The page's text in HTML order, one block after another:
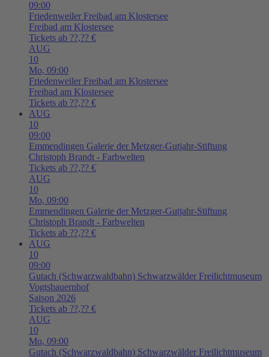
09:00
Friedenweiler Freibad am Klostersee
Freibad am Klostersee
Tickets ab ??,?? €
AUG
10
Mo, 09:00
Friedenweiler Freibad am Klostersee
Freibad am Klostersee
Tickets ab ??,?? €
AUG
10
09:00
Emmendingen Galerie der Metzger-Gutjahr-Stiftung
Christoph Brandt - Farbwelten
Tickets ab ??,?? €
AUG
10
Mo, 09:00
Emmendingen Galerie der Metzger-Gutjahr-Stiftung
Christoph Brandt - Farbwelten
Tickets ab ??,?? €
AUG
10
09:00
Gutach (Schwarzwaldbahn) Schwarzwälder Freilichtmuseum
Vogtsbauernhof
Saison 2026
Tickets ab ??,?? €
AUG
10
Mo, 09:00
Gutach (Schwarzwaldbahn) Schwarzwälder Freilichtmuseum